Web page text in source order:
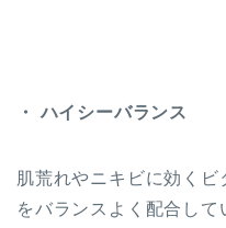
・ ハイシーバランス
肌荒れやニキビに効く
をバランスよく配合し